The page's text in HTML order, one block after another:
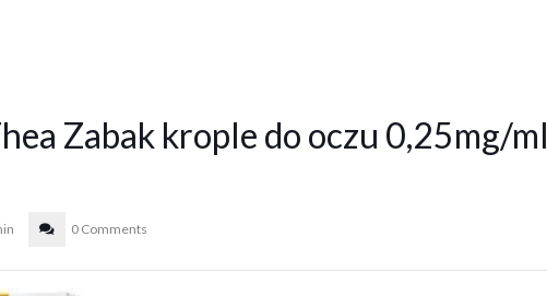
Zabak krople do oczu 0,25mg/ml
0 Comments